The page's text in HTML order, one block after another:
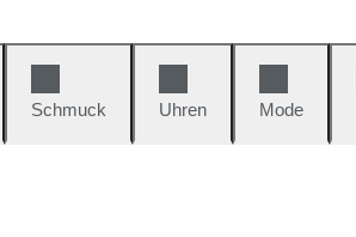
Schmuck Uhren Mode